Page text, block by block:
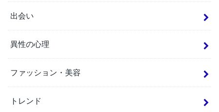
出会い
異性の心理
ファッション・美容
トレンド